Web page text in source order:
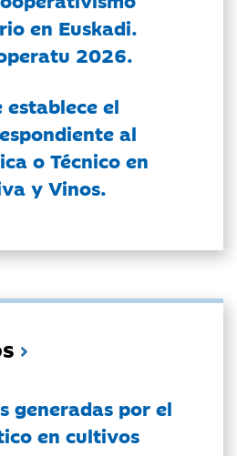
en Euskadi.
2026.
establece el
al
o Técnico en
y Vinos.
generadas por el
en cultivos